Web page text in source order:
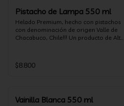
Pistacho de Lampa 550 ml
Helado Premium, hecho con pistachos
con denominación de origen Valle de
Chacabuco, Chile!!! Un producto de Alta
$8.800
Vainilla Blanca 550 ml